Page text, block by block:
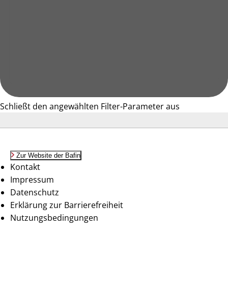
Schließt den angewählten Filter-Parameter aus
Zur Website der Bafin
Kontakt
Impressum
Datenschutz
Erklärung zur Barrierefreiheit
Nutzungsbedingungen